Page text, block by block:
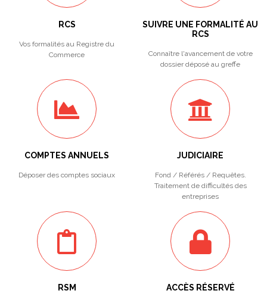
RCS
Vos formalités au Registre du
Commerce
SUIVRE UNE FORMALITÉ AU
RCS
Connaître l'avancement de votre
dossier déposé au greffe
COMPTES ANNUELS
Déposer des comptes sociaux
JUDICIAIRE
Fond / Référés / Requêtes.
Traitement de difficultés des
entreprises
RSM ACCÈS RÉSERVÉ